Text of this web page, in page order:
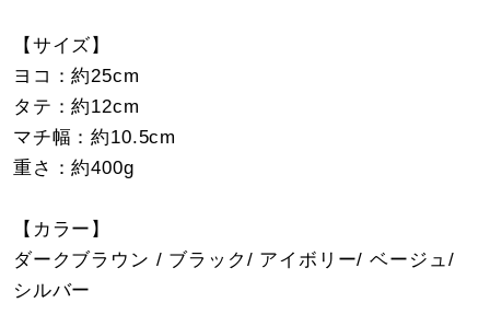
【サイズ】
ヨコ：約25cm
タテ：約12cm
マチ幅：約10.5cm
重さ：約400g
【カラー】
ダークブラウン / ブラック/ アイボリー/ ベージュ/
シルバー